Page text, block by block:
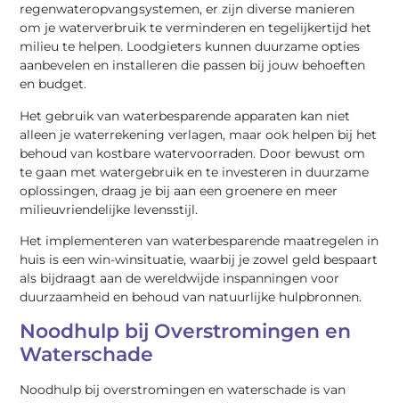
regenwateropvangsystemen, er zijn diverse manieren
om je waterverbruik te verminderen en tegelijkertijd het
milieu te helpen. Loodgieters kunnen duurzame opties
aanbevelen en installeren die passen bij jouw behoeften
en budget.
Het gebruik van waterbesparende apparaten kan niet
alleen je waterrekening verlagen, maar ook helpen bij het
behoud van kostbare watervoorraden. Door bewust om
te gaan met watergebruik en te investeren in duurzame
oplossingen, draag je bij aan een groenere en meer
milieuvriendelijke levensstijl.
Het implementeren van waterbesparende maatregelen in
huis is een win-winsituatie, waarbij je zowel geld bespaart
als bijdraagt aan de wereldwijde inspanningen voor
duurzaamheid en behoud van natuurlijke hulpbronnen.
Noodhulp bij Overstromingen en
Waterschade
Noodhulp bij overstromingen en waterschade is van